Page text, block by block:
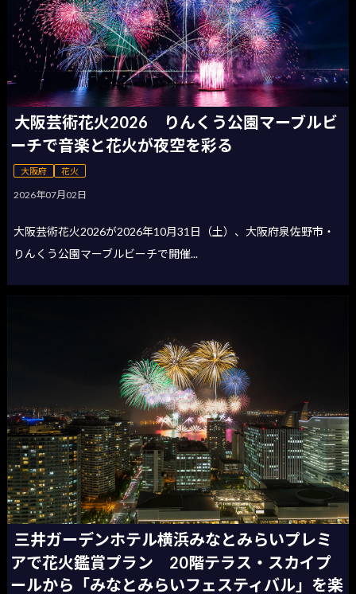
大阪芸術花火2026 りんくう公園マーブルビ
ーチで音楽と花火が夜空を彩る
大阪府 花火
2026年07月02日
大阪芸術花火2026が2026年10月31日（土）、大阪府泉佐野市・
りんくう公園マーブルビーチで開催...
三井ガーデンホテル横浜みなとみらいプレミ
アで花火鑑賞プラン 20階テラス・スカイプ
ールから「みなとみらいフェスティバル」を楽